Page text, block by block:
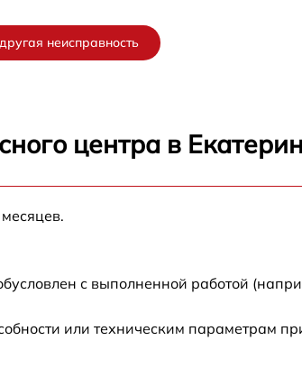
от 60 мин
неисправность
центра в
с выполненной работой
или техническим параметрам